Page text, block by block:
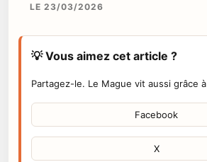
LE 23/03/2026
💡 Vous aimez cet article ?
Partagez-le. Le Mague vit aussi grâce
Facebook
X